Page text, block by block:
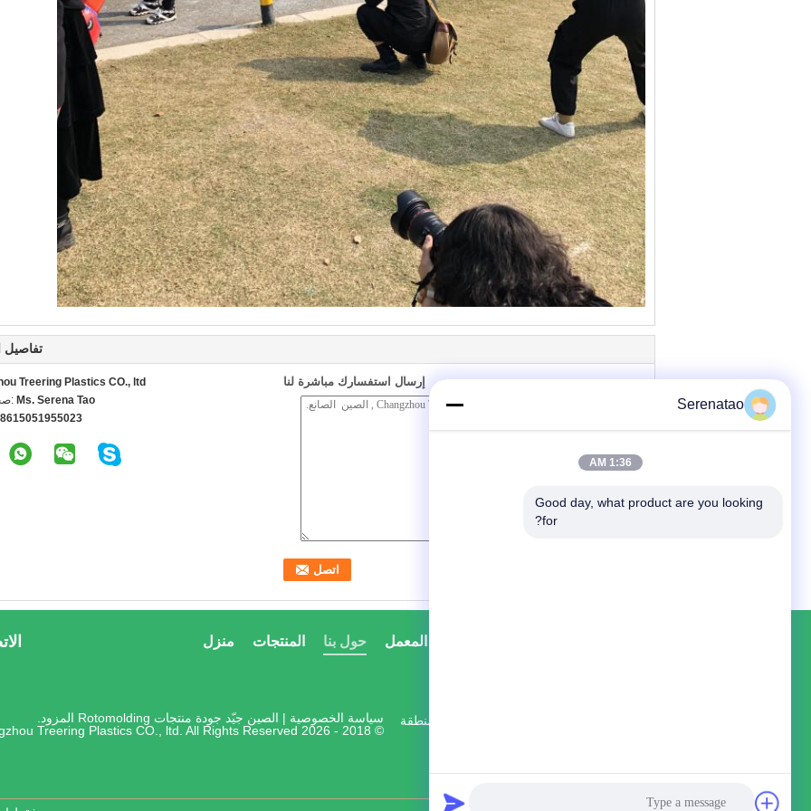
تفاصيل
Treering Plastics CO., ltd
Ms. Serena Tao
إرسال استفسارك مباشرة لنا
جولة في المعمل حول بنا المنتجات منزل
سياسة الخصوصية | الصين جيّد جودة منتجات Rotomolding المزود.
© 2018 - 2026 Changzhou Treering Plastics CO., ltd. All Rights Reserved.
B3-1012، رقم 1590 طريق لونغ جين، منطقة
Serenatao
1:36 AM
Good day, what product are you looking
for?